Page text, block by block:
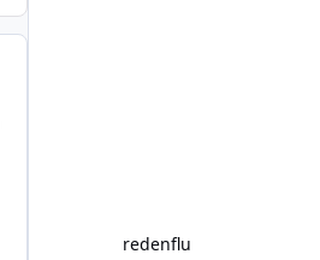
redenflu